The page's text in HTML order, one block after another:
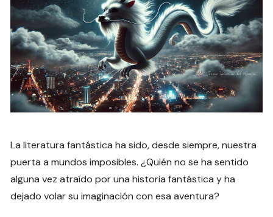
La literatura fantástica ha sido, desde siempre, nuestra
puerta a mundos imposibles. ¿Quién no se ha sentido
alguna vez atraído por una historia fantástica y ha
dejado volar su imaginación con esa aventura?